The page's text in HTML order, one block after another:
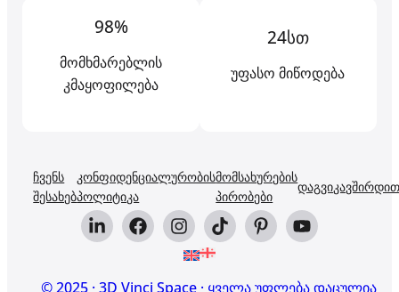
98%
მომხმარებლის
კმაყოფილება
24სთ
უფასო მიწოდება
ჩვენს
შესახებ
კონფიდენციალურობის
პოლიტიკა
მომსახურების
პირობები
© 2025 · 3D Vinci Space · ყველა უფლება დაცულია